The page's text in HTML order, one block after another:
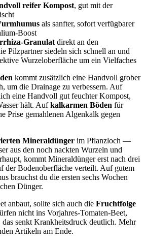
reifer Kompost, gut mit der
als sanfter, sofort verfügbarer
Boost
Granulat direkt an den
Pilzpartner siedeln sich schnell an und
Wurzeloberfläche um ein Vielfaches
kommt zusätzlich eine Handvoll grober
um die Drainage zu verbessern. Auf
eine Handvoll gut feuchter Kompost,
hält. Aufkalkarmen Böden für
Prise gemahlenen Algenkalk gegen
Mineraldünger im Pflanzloch —
aus den noch nackten Wurzeln und
kommt Mineraldünger erst nach drei
der Bodenoberfläche verteilt. Auf gutem
brauchst du die ersten sechs Wochen
Dünger.
anbaut, sollte sich auch die Fruchtfolge
nicht ins Vorjahres-Tomaten-Beet,
senkt Krankheitsdruck deutlich. Mehr
Artikeln am Ende.